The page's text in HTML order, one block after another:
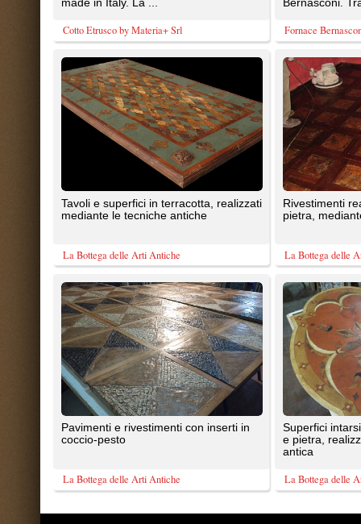
Pavimenti e rivestimenti con inserti in
La Bottega delle Arti Antiche
Superfici intarsiate in terracotta,
e pietra, realizzate mediante la
La Bottega delle Arti Antiche
TrovaPavimenti.it
AF Coding Studio
via A. Diaz, 1
20087 Robecco sul Naviglio (MI)
P.iva 03980840965
Tutte le immagini presenti sul
T: 1,271